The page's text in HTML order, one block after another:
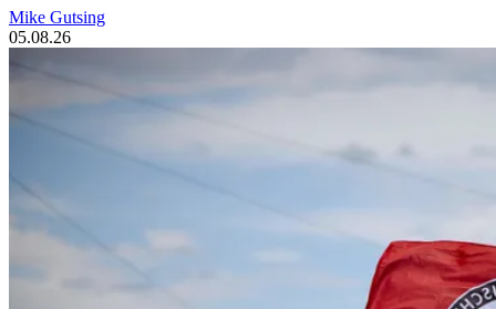
Mike Gutsing
05.08.26